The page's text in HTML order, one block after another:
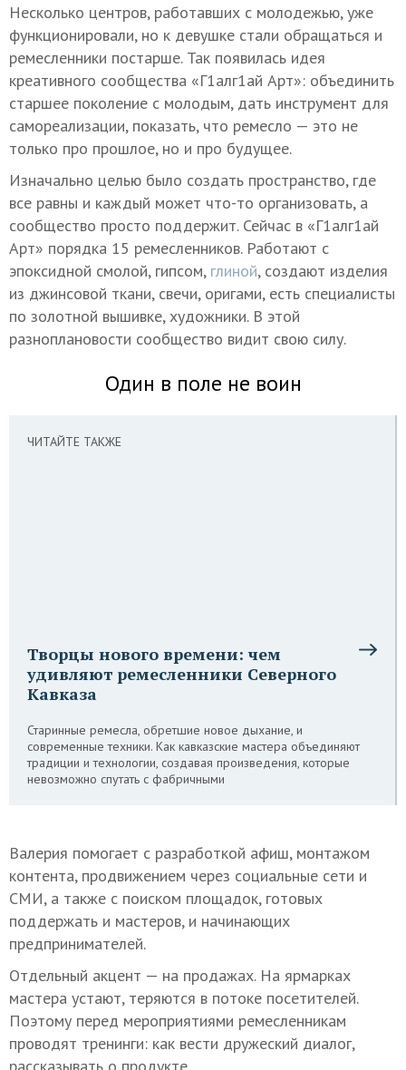
Несколько центров, работавших с молодежью, уже
функционировали, но к девушке стали обращаться и
ремесленники постарше. Так появилась идея
креативного сообщества «Г1алг1ай Арт»: объединить
старшее поколение с молодым, дать инструмент для
самореализации, показать, что ремесло — это не
только про прошлое, но и про будущее.
Изначально целью было создать пространство, где
все равны и каждый может что-то организовать, а
сообщество просто поддержит. Сейчас в «Г1алг1ай
Арт» порядка 15 ремесленников. Работают с
эпоксидной смолой, гипсом, глиной, создают изделия
из джинсовой ткани, свечи, оригами, есть специалисты
по золотной вышивке, художники. В этой
разноплановости сообщество видит свою силу.
Один в поле не воин
ЧИТАЙТЕ ТАКЖЕ
Творцы нового времени: чем
удивляют ремесленники Северного
Кавказа
Старинные ремесла, обретшие новое дыхание, и
современные техники. Как кавказские мастера объединяют
традиции и технологии, создавая произведения, которые
невозможно спутать с фабричными
Валерия помогает с разработкой афиш, монтажом
контента, продвижением через социальные сети и
СМИ, а также с поиском площадок, готовых
поддержать и мастеров, и начинающих
предпринимателей.
Отдельный акцент — на продажах. На ярмарках
мастера устают, теряются в потоке посетителей.
Поэтому перед мероприятиями ремесленникам
проводят тренинги: как вести дружеский диалог,